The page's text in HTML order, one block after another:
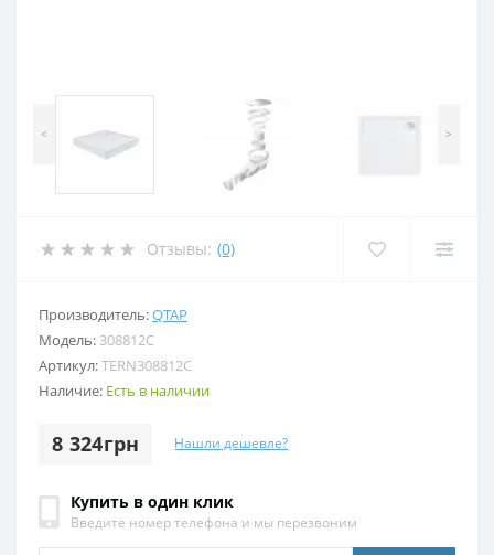
< >
Отзывы: (0)
Производитель:QTAP
Модель: 308812C
Артикул:TERN308812C
Наличие: Есть в наличии
8 324грн Нашли дешевле?
Купить в один клик
Введите номер телефона и мы перезвоним